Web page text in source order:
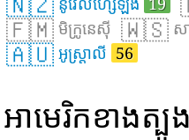
🇫🇲 មិក្រូនេស៊ី 🇼🇸 ស
🇦🇺 អូស្ត្រាលី 56
អាមេរិកខាងត្បូង